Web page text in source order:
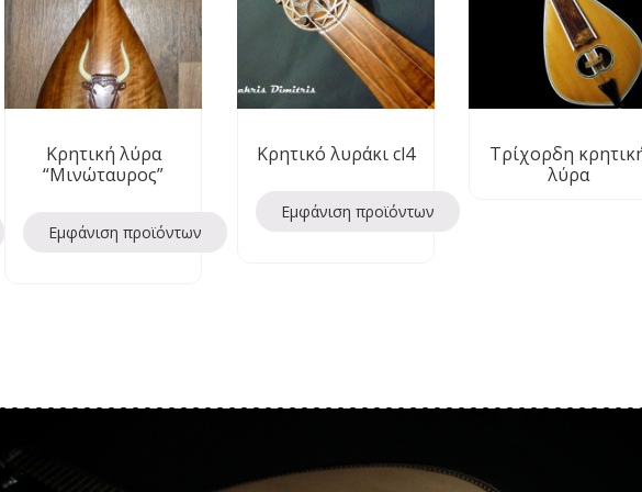
Κρητική λύρα
“Μινώταυρος”
Εμφάνιση προϊόντων
Κρητικό λυράκι cl4
Εμφάνιση προϊόντων
Τρίχορδη
λύρα